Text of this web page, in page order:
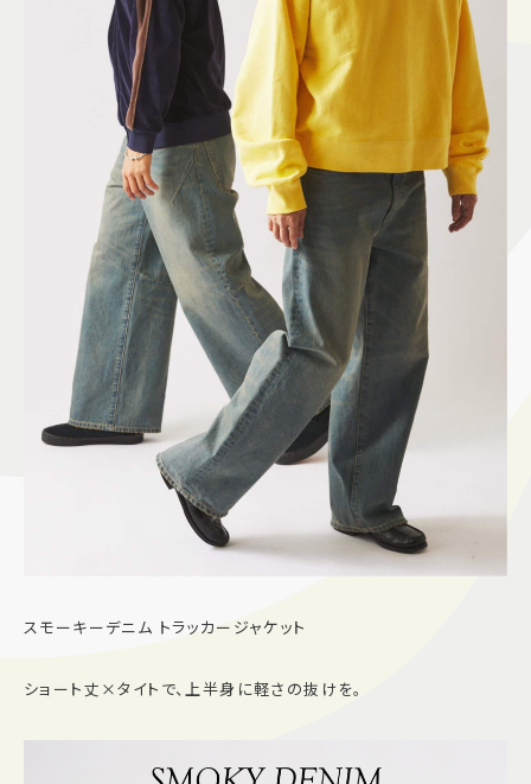
スモーキーデニム トラッカージャケット
ショート丈×タイトで、上半身に軽さの抜けを。